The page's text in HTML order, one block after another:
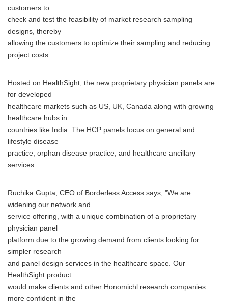
customers to
check and test the feasibility of market research sampling
designs, thereby
allowing the customers to optimize their sampling and reducing
project costs.
Hosted on HealthSight, the new proprietary physician panels are
for developed
healthcare markets such as US, UK, Canada along with growing
healthcare hubs in
countries like India. The HCP panels focus on general and
lifestyle disease
practice, orphan disease practice, and healthcare ancillary
services.
Ruchika Gupta, CEO of Borderless Access says, "We are
widening our network and
service offering, with a unique combination of a proprietary
physician panel
platform due to the growing demand from clients looking for
simpler research
and panel design services in the healthcare space. Our
HealthSight product
would make clients and other Honomichl research companies
more confident in the